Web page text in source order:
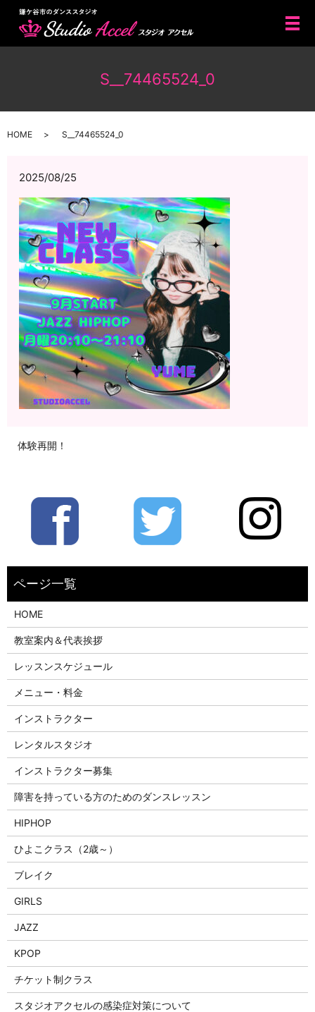
メ
S__74465524_0
HOME S__74465524_0
2025/08/25
体験再開！
HOME
教室案内＆代表挨拶
レッスンスケジュール
メニュー・料金
インストラクター
レンタルスタジオ
インストラクター募集
障害を持っている方のためのダンスレッスン
HIPHOP
ひよこクラス（2歳～）
ブレイク
GIRLS
JAZZ
KPOP
チケット制クラス
スタジオアクセルの感染症対策について